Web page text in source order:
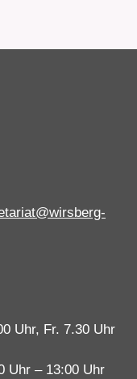
Uhr, Fr. 7.30 Uhr
Uhr – 13:00 Uhr